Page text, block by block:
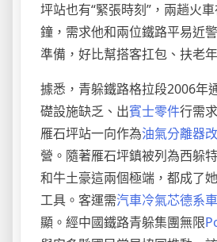
坪站也有“緊張時刻”，兩趟火
鐘，需求他和兩位鐵路平易近
準備，好比幫搭客扛包、扶老
據悉，青躲鐵路格拉段2006年
礎設施缺乏、出賓士零件行需求
雁石坪站一向作為油氣分離器
營。隨著雁石坪鎮被列為西躲
和牛土豪這兩個極端，都成了
工具。客運需汽車冷氣芯德系
顯。經中國鐵路青躲集團無限